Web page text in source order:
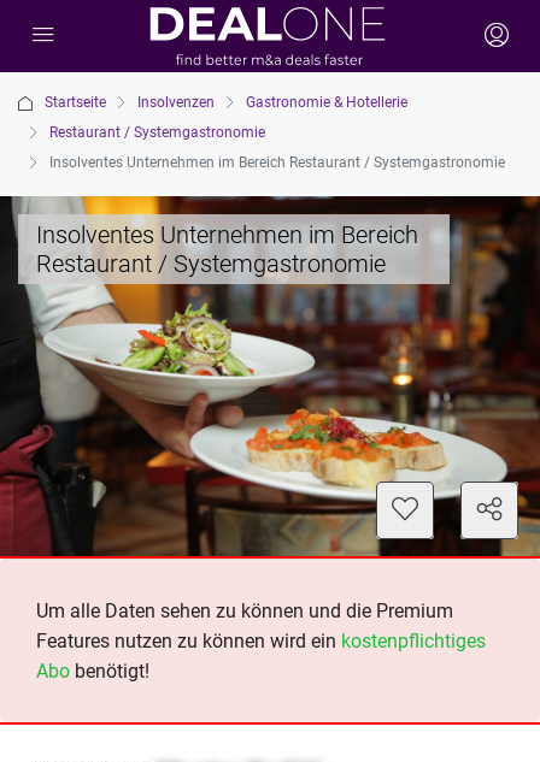
Startseite Insolvenzen
Gastronomie & Hotellerie
Restaurant / Systemgastronomie
Insolventes Unternehmen im Bereich Restaurant / Systemgastronomie
Insolventes Unternehmen im Bereich
Restaurant / Systemgastronomie
Um alle Daten sehen zu können und die Premium
Features nutzen zu können wird ein kostenpflichtiges
Abo benötigt!